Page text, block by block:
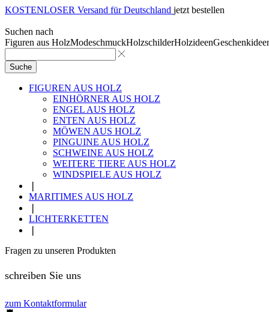
KOSTENLOSER Versand für Deutschland jetzt bestellen
Suchen nach
Figuren aus HolzModeschmuckHolzschilderHolzideen
Suche
FIGUREN AUS HOLZ
EINHÖRNER AUS HOLZ
ENGEL AUS HOLZ
ENTEN AUS HOLZ
MÖWEN AUS HOLZ
PINGUINE AUS HOLZ
SCHWEINE AUS HOLZ
WEITERE TIERE AUS HOLZ
WINDSPIELE AUS HOLZ
MARITIMES AUS HOLZ
LICHTERKETTEN
Fragen zu unseren Produkten
schreiben Sie uns
zum Kontaktformular